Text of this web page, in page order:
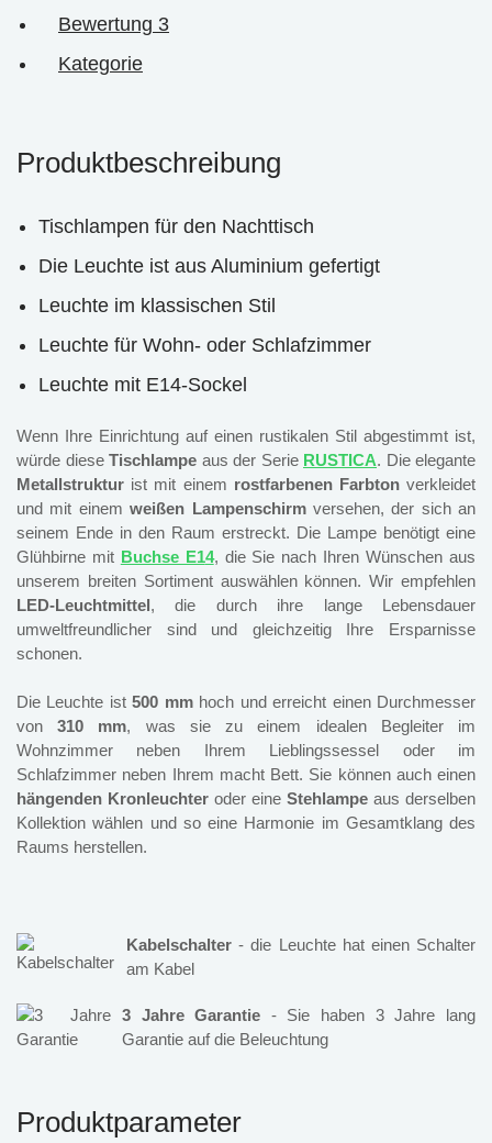
Bewertung 3
Kategorie
Produktbeschreibung
Tischlampen für den Nachttisch
Die Leuchte ist aus Aluminium gefertigt
Leuchte im klassischen Stil
Leuchte für Wohn- oder Schlafzimmer
Leuchte mit E14-Sockel
Wenn Ihre Einrichtung auf einen rustikalen Stil abgestimmt ist,
würde diese Tischlampe aus der Serie RUSTICA. Die elegante
Metallstruktur ist mit einem rostfarbenen Farbtonverkleidet
und mit einemweißen Lampenschirmversehen, der sich an
seinem Ende in den Raum erstreckt. Die Lampe benötigt eine
Glühbirne mit Buchse E14, die Sie nach Ihren Wünschen aus
unserem breiten Sortiment auswählen können. Wir empfehlen
LED-Leuchtmittel, die durch ihre lange Lebensdauer
umweltfreundlicher sind und gleichzeitig Ihre Ersparnisse
schonen.
Die Leuchte ist500 mmhoch und erreicht einen Durchmesser
von310 mm, was sie zu einem idealen Begleiter im
Wohnzimmer neben Ihrem Lieblingssessel oder im
Schlafzimmer neben Ihrem macht Bett. Sie können auch einen
hängenden Kronleuchter oder eine Stehlampe aus derselben
Kollektion wählen und so eine Harmonie im Gesamtklang des
Raums herstellen.
Kabelschalter - die Leuchte hat einen Schalter
am Kabel
3 Jahre Garantie - Sie haben 3 Jahre lang
Garantie auf die Beleuchtung
Produktparameter